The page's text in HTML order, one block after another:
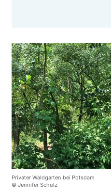
Privater Waldgarten bei Potsdam
© Jennifer Schulz
Sprungmarke